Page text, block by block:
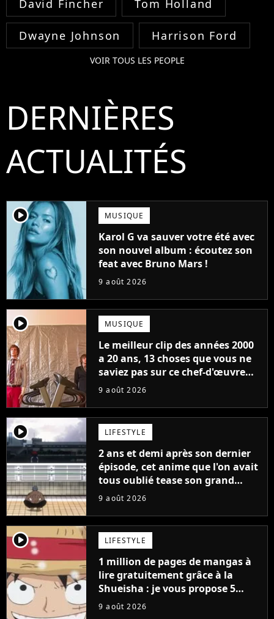
David Fincher Tom Holland
Dwayne Johnson Harrison Ford
VOIR TOUS LES PEOPLE
DERNIÈRES
ACTUALITÉS
player2 MUSIQUE
Karol G va sauver votre été avec
son nouvel album : écoutez son
feat avec Bruno Mars !
9 août 2026
player2 MUSIQUE
Le meilleur clip des années 2000
a 20 ans, 13 choses que vous ne
saviez pas sur ce chef-d'œuvre
qui a révolutionné YouTube
9 août 2026
player2 LIFESTYLE
2 ans et demi après son dernier
épisode, cet anime que l'on avait
tous oublié tease son grand
retour
9 août 2026
player2 LIFESTYLE
1 million de pages de mangas à
lire gratuitement grâce à la
Shueisha : je vous propose 5
mangas jamais sortis en France
9 août 2026